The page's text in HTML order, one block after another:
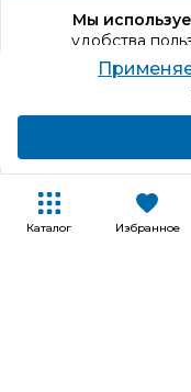
Каталог Избранное
Мы
удобства
Продолжая
согласие на
Офис
Оформление
Покупателям